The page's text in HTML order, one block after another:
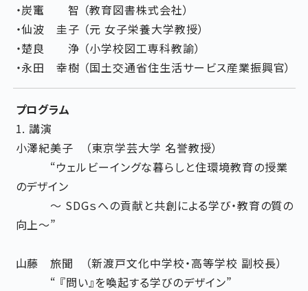
・炭竃 智 （教育図書株式会社）
・仙波 圭子 （元 女子栄養大学教授）
・楚良 浄 （小学校図工専科教諭）
・永田 幸樹 （国土交通省住生活サービス産業振興官）
プログラム
1. 講演
小澤紀美子 （東京学芸大学 名誉教授）
“ウェルビーイングな暮らしと住環境教育の授業
のデザイン
～ SDGｓへの貢献と共創による学び・教育の質の
向上～”
山藤 旅聞 （新渡戸文化中学校・高等学校 副校長）
“ 『問い』を喚起する学びのデザイン”